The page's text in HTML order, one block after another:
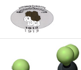
links
naar